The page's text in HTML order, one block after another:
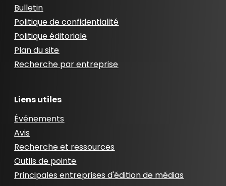
Bulletin
Politique de confidentialité
Politique éditoriale
Plan du site
Recherche par entreprise
Liens utiles
Événements
Avis
Recherche et ressources
Outils de pointe
Principales entreprises d'édition de médias